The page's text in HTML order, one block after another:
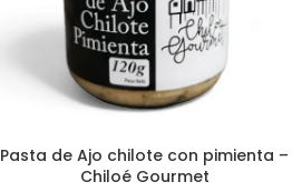
Pasta de Ajo chilote con pimienta –
Chiloé Gourmet